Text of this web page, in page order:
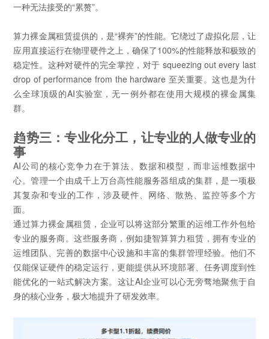
一种无法接受的“累赘”。
算力裸金属租赁提供的，是“裸奔”的性能。它绕过了虚拟化层，让
应用直接运行在物理硬件之上，确保了100%的性能释放和极致的
稳定性。这种对硬件的完全掌控，对于 squeezing out every last
drop of performance from the hardware 至关重要。这也是为什
么全球顶级的AI实验室，无一例外都在使用大规模的裸金属集
群。
趋势三：专业化分工，让专业的人做专业的
事
AI公司的核心竞争力在于算法、数据和模型，而非运维数据中
心。管理一个由成千上万台高性能服务器组成的集群，是一项极
其复杂和专业的工作，涉及硬件、网络、散热、监控等多个方
面。
通过算力裸金属租赁，企业可以将这部分繁重的运维工作外包给
专业的服务商。这些服务商，例如捷智算算力租赁，拥有专业的
运维团队、完善的数据中心设施和丰富的集群管理经验。他们不
仅能保证硬件的稳定运行，更能提供从环境部署、任务调度到性
能优化的一站式解决方案。这让AI企业可以心无旁骛地聚焦于自
身的核心业务，极大地提升了研发效率。